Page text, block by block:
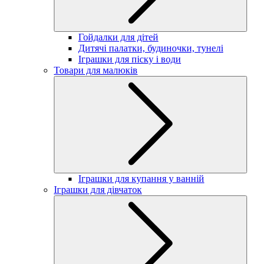
Гойдалки для дітей
Дитячі палатки, будиночки, тунелі
Іграшки для піску і води
Товари для малюків
Іграшки для купання у ванній
Іграшки для дівчаток